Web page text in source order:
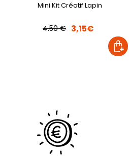
Mini Kit Créatif Lapin
4.50 € 3,15€